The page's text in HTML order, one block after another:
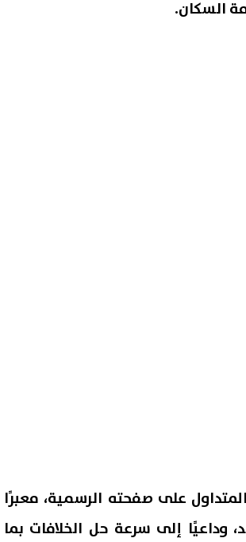
السكان.
على صفحته الرسمية، معبرًا
إلى سرعة حل الخلافات بما